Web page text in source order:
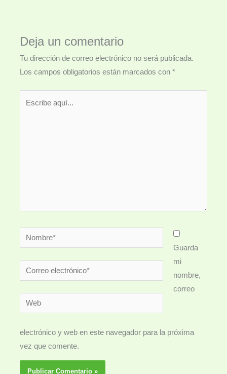
Deja un comentario
Tu dirección de correo electrónico no será publicada.
Los campos obligatorios están marcados con*
Nombre*
Correo
electrónico*
Web
Guarda
mi
nombre,
correo
electrónico y web en este navegador para la próxima
vez que comente.